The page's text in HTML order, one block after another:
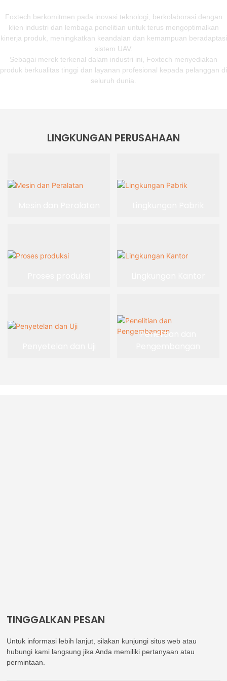
Foxtech berkomitmen pada inovasi teknologi, berkolaborasi dengan
klien industri dan lembaga penelitian untuk terus mengoptimalkan
kinerja produk, meningkatkan keandalan dan kemampuan beradaptasi
sistem UAV.
Sebagai merek terkenal dalam industri ini, Foxtech menyediakan
produk berkualitas tinggi dan layanan profesional kepada pelanggan di
seluruh dunia.
LINGKUNGAN PERUSAHAAN
Penelitian dan
TINGGALKAN PESAN
Untuk informasi lebih lanjut, silakan kunjungi situs web atau
hubungi kami langsung jika Anda memiliki pertanyaan atau
permintaan.